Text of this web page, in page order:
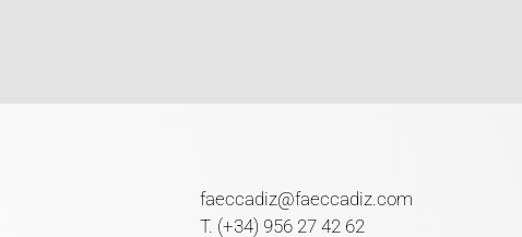
faeccadiz@faeccadiz.com
T. (+34) 956 27 42 62